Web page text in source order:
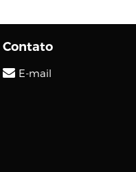
Contato
E-mail